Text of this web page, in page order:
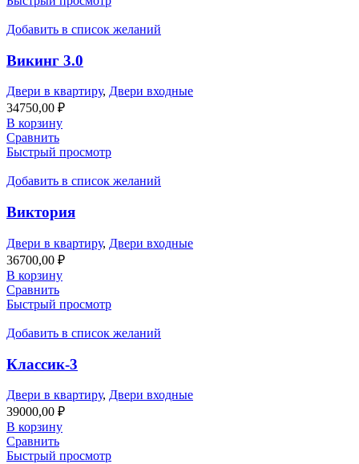
Добавить в список желаний
Викинг 3.0
Двери в квартиру, Двери входные
34750,00 ₽
В корзину
Сравнить
Быстрый просмотр
Добавить в список желаний
Виктория
Двери в квартиру, Двери входные
36700,00 ₽
В корзину
Сравнить
Быстрый просмотр
Добавить в список желаний
Классик-3
Двери в квартиру, Двери входные
39000,00 ₽
В корзину
Сравнить
Быстрый просмотр